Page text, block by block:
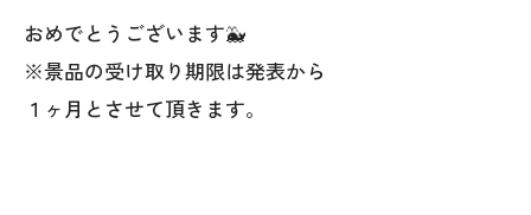
おめでとうございます🐳
※景品の受け取り期限は発表から
１ヶ月とさせて頂きます。